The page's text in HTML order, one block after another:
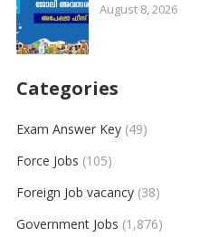
August 8, 2026
Categories
Exam Answer Key(49)
Force Jobs (105)
Foreign Job vacancy(38)
Government Jobs (1,876)